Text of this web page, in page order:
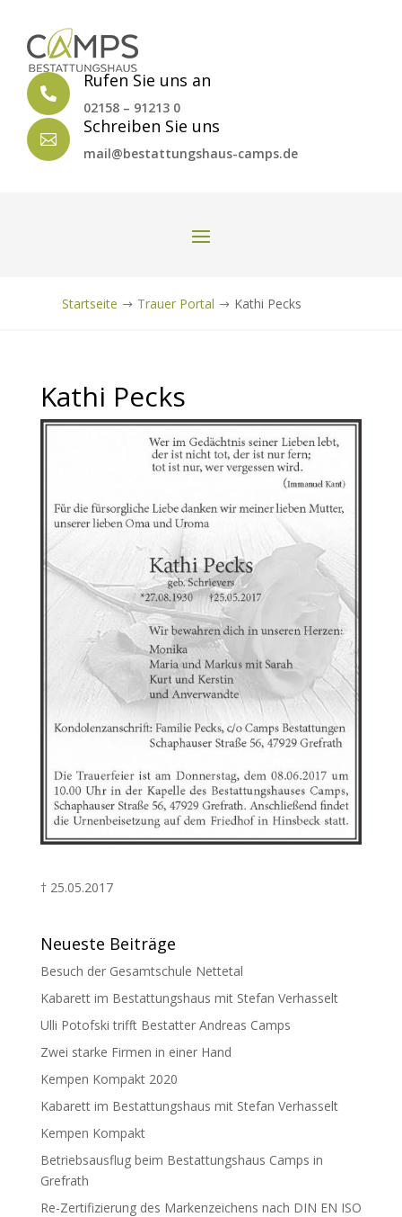

Rufen Sie uns an
02158 – 91213 0

Schreiben Sie uns
mail@bestattungshaus-camps.de
Startseite $ Trauer Portal $ Kathi Pecks
Kathi Pecks
† 25.05.2017
Neueste Beiträge
Besuch der Gesamtschule Nettetal
Kabarett im Bestattungshaus mit Stefan Verhasselt
Ulli Potofski trifft Bestatter Andreas Camps
Zwei starke Firmen in einer Hand
Kempen Kompakt 2020
Kabarett im Bestattungshaus mit Stefan Verhasselt
Kempen Kompakt
Betriebsausflug beim Bestattungshaus Camps in
Grefrath
Re-Zertifizierung des Markenzeichens nach DIN EN ISO